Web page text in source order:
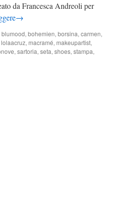
da Francesca Andreoli per
→
blumood, bohemien, borsina, carmen,
lolaacruz, macramé, makeupartist,
, sartoria, seta, shoes, stampa,